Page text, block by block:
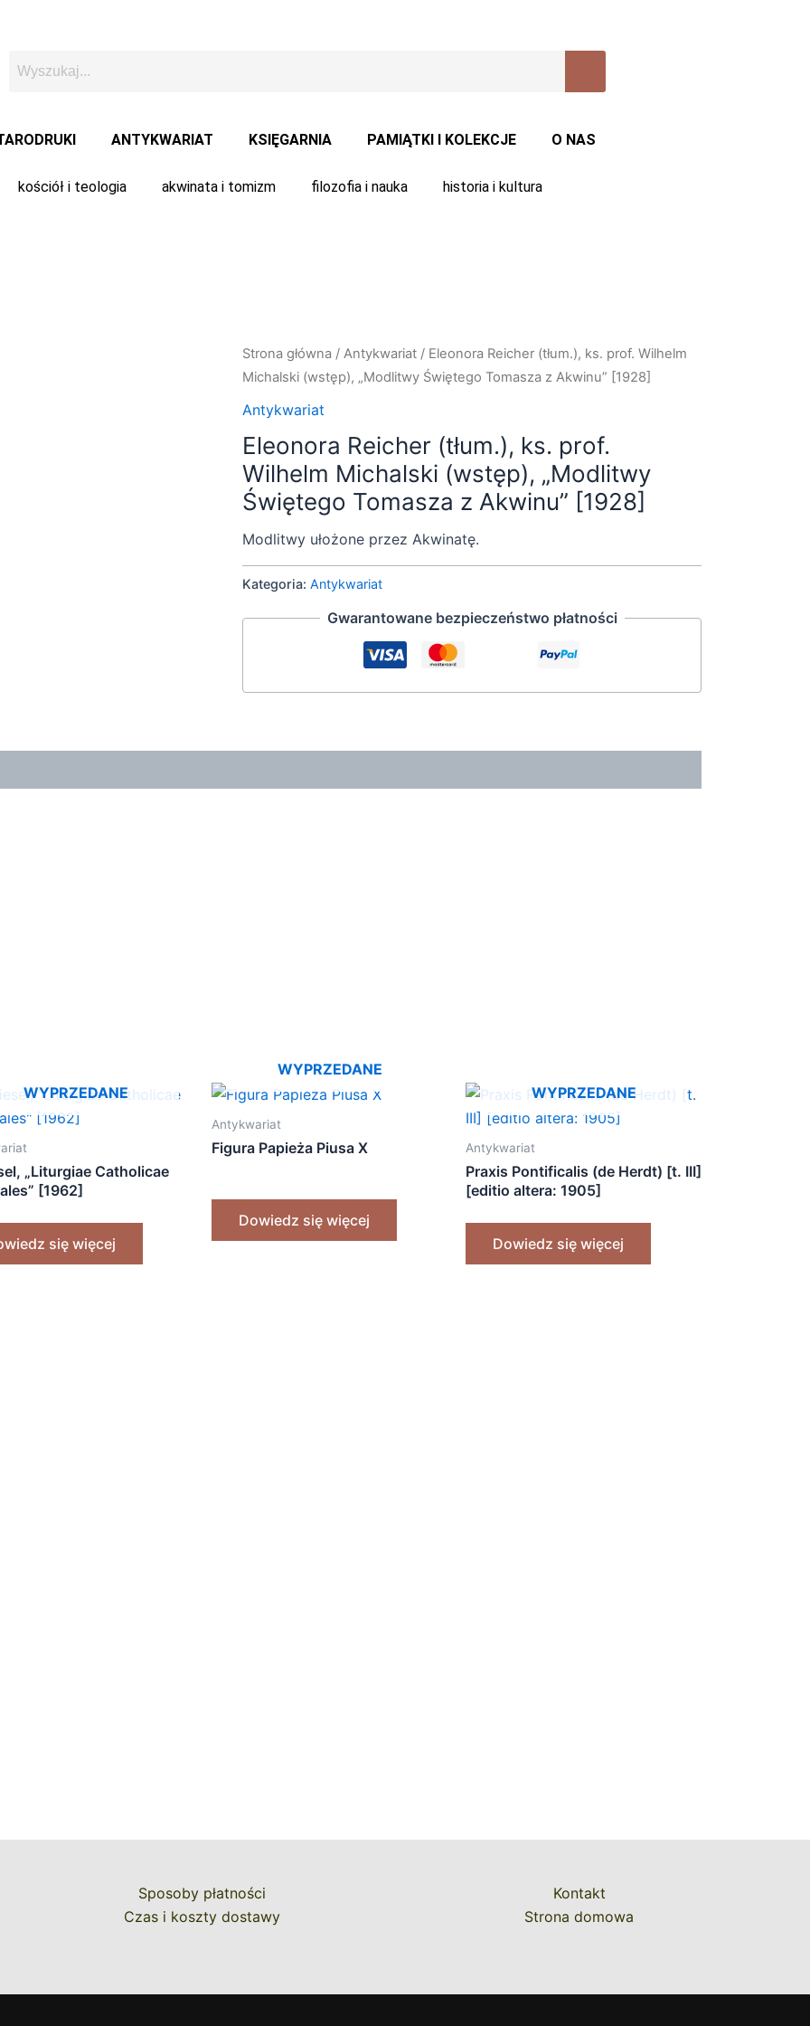
ANTYKWARIAT KSIĘGARNIA PAMIĄTKI I KOLEKCJE O NAS
kościół i teologia akwinata i tomizm filozofia i nauka historia i kultura
Strona główna /Antykwariat / Eleonora Reicher (tłum.), ks. prof. Wilhelm
Michalski (wstęp), „Modlitwy Świętego Tomasza z Akwinu” [1928]
Antykwariat
Eleonora Reicher (tłum.), ks. prof.
Wilhelm Michalski (wstęp), „Modlitwy
Świętego Tomasza z Akwinu” [1928]
Modlitwy ułożone przez Akwinatę.
Kategoria:Antykwariat
Gwarantowane bezpieczeństwo płatności
WYPRZEDANE
„Liturgiae Catholicae
[1962]
się więcej
WYPRZEDANE
Antykwariat
Figura Papieża Piusa X
Dowiedz się więcej
WYPRZEDANE
Antykwariat
Praxis Pontificalis (de Herdt) [t. III]
[editio altera: 1905]
Dowiedz się więcej
Sposoby płatności
Czas i koszty dostawy
Kontakt
Strona domowa